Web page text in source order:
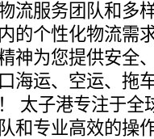
流服务团队和多
的个性化物流需
神为您提供安全
海运、空运、拖
太子港专注于全
和专业高效的操